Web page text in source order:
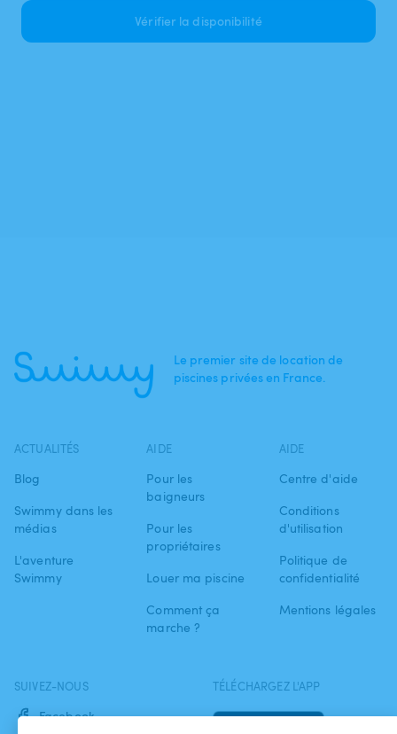
Vérifier la disponibilité
Le premier site de location de
piscines privées en France.
ACTUALITÉS
Blog
Swimmy dans les
médias
L'aventure
Swimmy
AIDE
Pour les
baigneurs
Pour les
propriétaires
Louer ma piscine
Comment ça
marche ?
AIDE
Centre d'aide
Conditions
d'utilisation
Politique de
confidentialité
Mentions légales
SUIVEZ-NOUS
Facebook
TÉLÉCHARGEZ L'APP